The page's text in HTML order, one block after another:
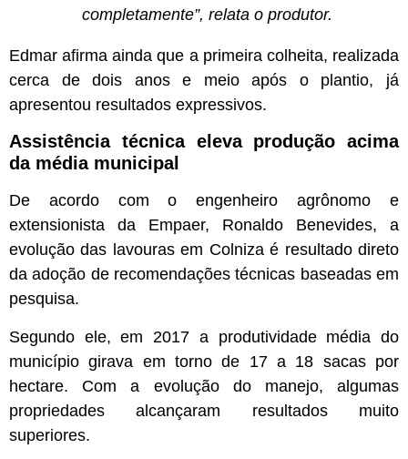
completamente”, relata o produtor.
Edmar afirma ainda que a primeira colheita, realizada
cerca de dois anos e meio após o plantio, já
apresentou resultados expressivos.
Assistência técnica eleva produção acima
da média municipal
De acordo com o engenheiro agrônomo e
extensionista da Empaer, Ronaldo Benevides, a
evolução das lavouras em Colniza é resultado direto
da adoção de recomendações técnicas baseadas em
pesquisa.
Segundo ele, em 2017 a produtividade média do
município girava em torno de 17 a 18 sacas por
hectare. Com a evolução do manejo, algumas
propriedades alcançaram resultados muito
superiores.